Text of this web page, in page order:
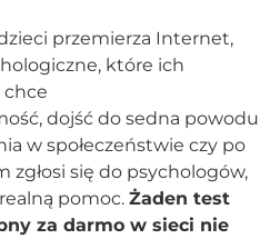
przemierza Internet,
które ich
chce
dojść do sedna powodu
w społeczeństwie czy po
zgłosi się do psychologów,
pomoc. Żaden test
za darmo w sieci nie